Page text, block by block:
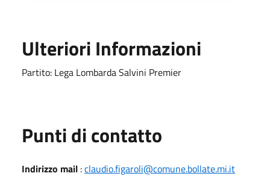
Ulteriori Informazioni
Partito: Lega Lombarda Salvini Premier
Punti di contatto
Indirizzo mail :claudio.figaroli@comune.bollate.mi.it